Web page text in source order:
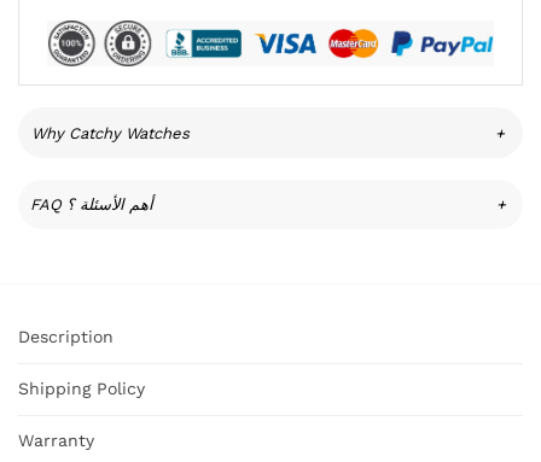
Why Catchy Watches +
FAQ أهم الأسئلة ؟ +
Description
Shipping Policy
Warranty